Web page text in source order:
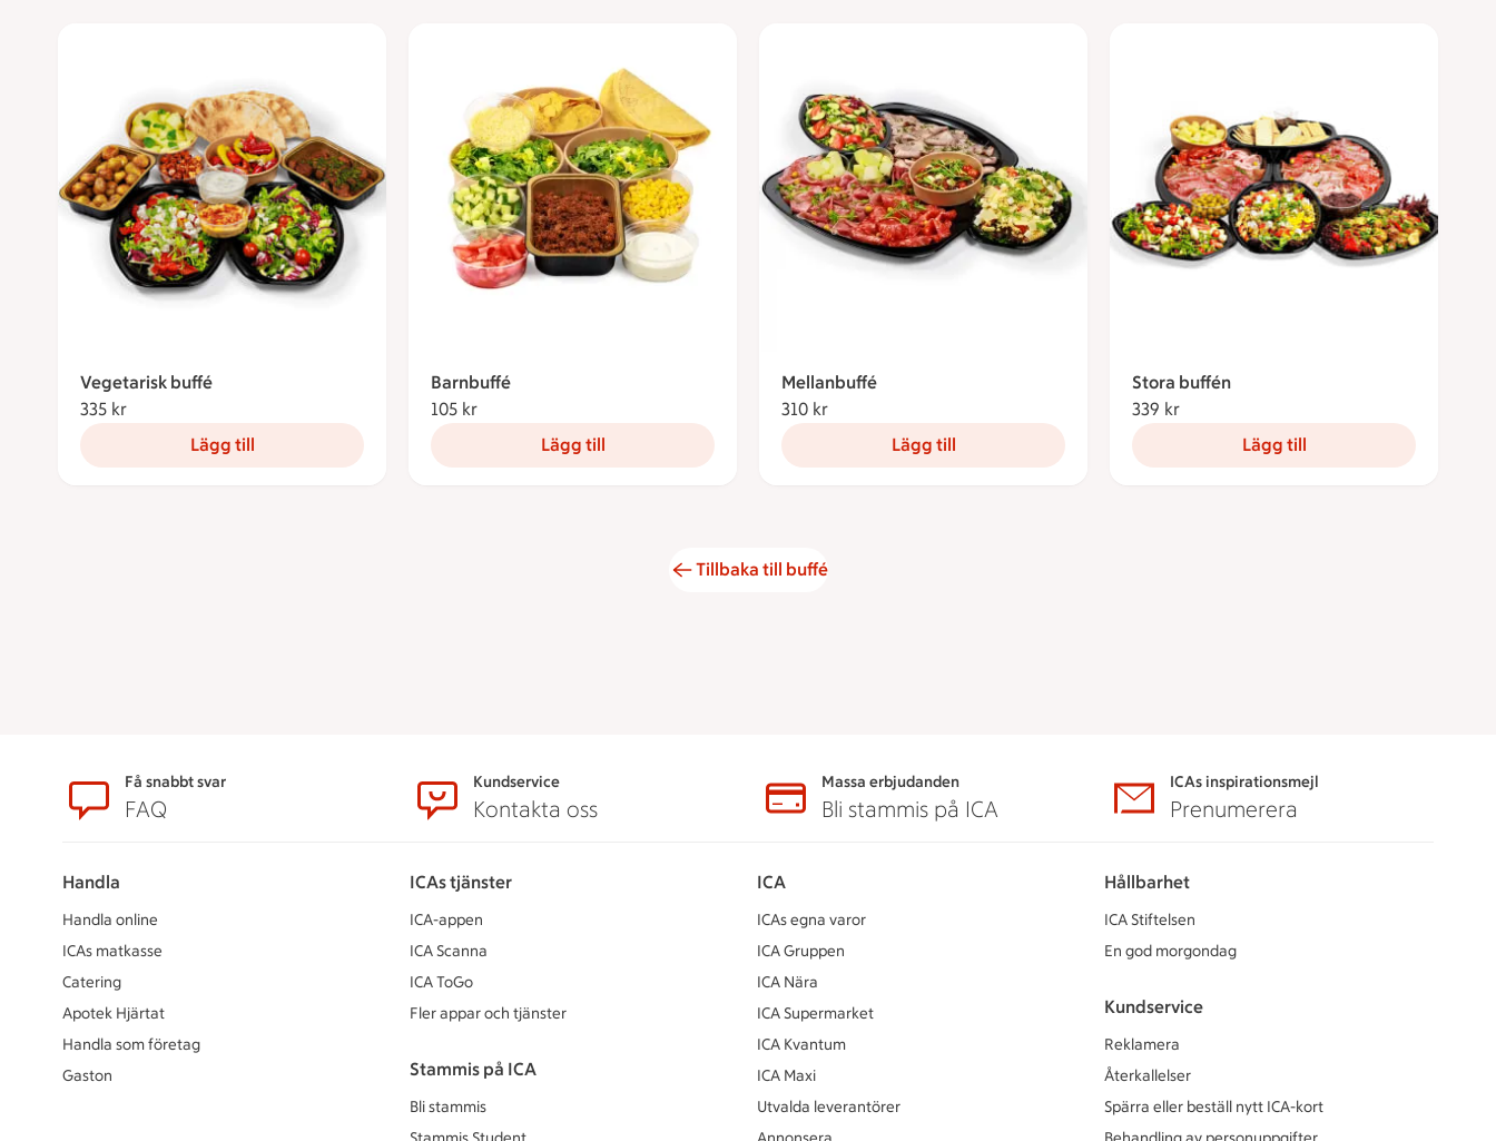
Vegetarisk buffé
335 kr
Lägg till
Barnbuffé
105 kr
Lägg till
Mellanbuffé
310 kr
Lägg till
Stora buffén
339 kr
Lägg till
Tillbaka till buffé
SidfotFå snabbt svar
FAQ
Kundservice
Kontakta oss
Massa erbjudanden
Bli stammis på ICA
ICAs inspirationsmejl
Prenumerera
Handla
Handla online
ICAs matkasse
Catering
Apotek Hjärtat
Handla som företag
Gaston
ICAs tjänster
ICA-appen
ICA Scanna
ICA ToGo
Fler appar och tjänster
Stammis på ICA
Bli stammis
ICA
ICAs egna varor
ICA Gruppen
ICA Nära
ICA Supermarket
ICA Kvantum
ICA Maxi
Utvalda leverantörer
Hållbarhet
ICA Stiftelsen
En god morgondag
Kundservice
Reklamera
Återkallelser
Spärra eller beställ nytt ICA-kort